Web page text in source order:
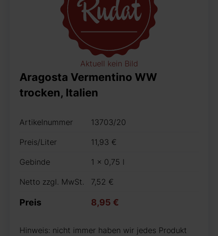
Aktuell kein Bild
Aragosta Vermentino WW
trocken, Italien
Artikelnummer 13703/20
Preis/Liter 11,93 €
Gebinde 1 x 0,75 l
Netto zzgl. MwSt. 7,52 €
Preis 8,95 €
Hinweis: nicht immer haben wir jedes Produkt